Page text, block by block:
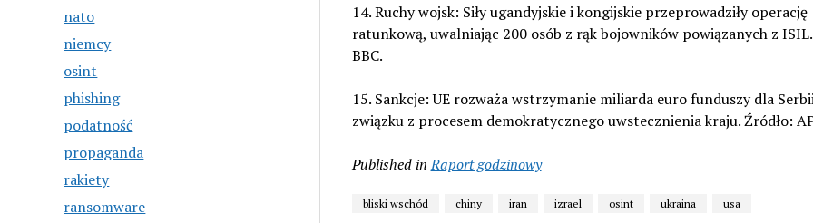
nato
niemcy
osint
phishing
podatność
propaganda
rakiety
ransomware
14. Ruchy wojsk: Siły ugandyjskie i kongijskie przeprowadziły operację
ratunkową, uwalniając 200 osób z rąk bojowników powiązanych z
BBC.
15. Sankcje: UE rozważa wstrzymanie miliarda euro funduszy dla
związku z procesem demokratycznego uwstecznienia kraju. Źródło:
Published in Raport godzinowy
bliski wschód chiny iran izrael osint ukraina usa